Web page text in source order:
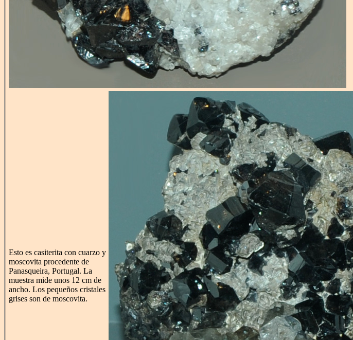
Esto es casiterita con cuarzo y
moscovita procedente de
Panasqueira, Portugal. La
muestra mide unos 12 cm de
ancho. Los pequeños cristales
grises son de moscovita.